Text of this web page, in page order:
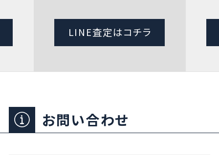
LINE査定はコチラ
お問い合わせ